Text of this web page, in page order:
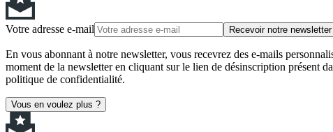
Votre adresse e-mail Recevoir notre newsletter
En vous abonnant à notre newsletter, vous recevrez des e-mails
moment de la newsletter en cliquant sur le lien de désinscription présent
politique de confidentialité.
Vous en voulez plus ?